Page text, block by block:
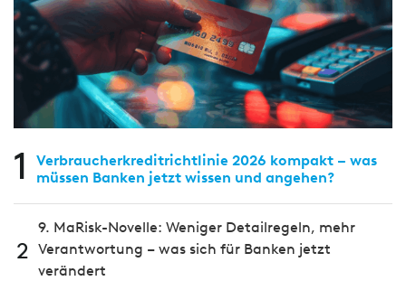
1
Verbraucherkreditrichtlinie 2026 kompakt – was
müssen Banken jetzt wissen und angehen?
2
9. MaRisk-Novelle: Weniger Detailregeln, mehr
Verantwortung – was sich für Banken jetzt
verändert